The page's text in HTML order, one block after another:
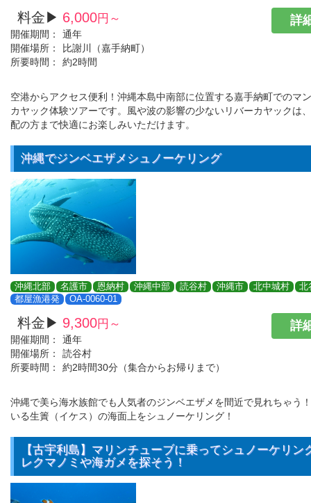
料金▶ 6,000円～
開催期間：
通年
開催場所：
比謝川（嘉手納町）
所要時間：
約2時間
詳
空港からアクセス便利！沖縄本島中南部に位置する嘉手納町でのマ
カヤック体験ツアーです。風や波の影響の少ないリバーカヤックは
配の方まで快適にお楽しみいただけます。
沖縄でジンベエザメシュノーケリング
沖縄北部 名護市 恩納村 沖縄中部 読谷村 沖縄市 北中城村
北
都屋漁港発
OA-0060-01
料金▶ 9,300円～
開催期間：
通年
開催場所：
読谷村
所要時間：
約2時間30分（集合からお帰りまで）
詳
沖縄で美ら海水族館でも人気者のジンベエザメを間近で見れちゃう
いる生簀（イケス）の海面上をシュノーケリング！
【古宇利島】マリンチューブに乗ってシュノーケリン
レクマノミや海ガメを探そう！